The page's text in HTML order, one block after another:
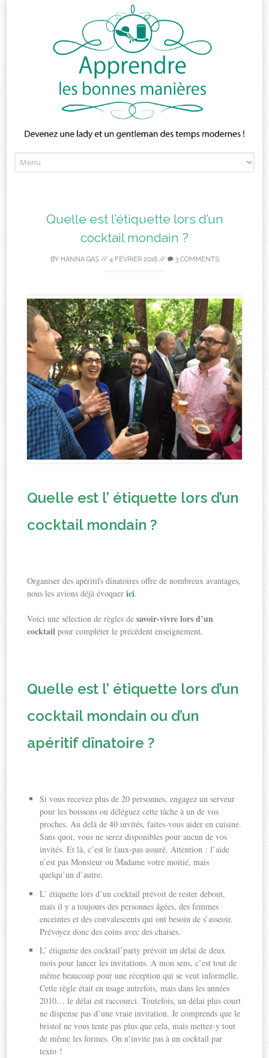
to
Quelle est l’étiquette lors d’un
cocktail mondain ?
BY HANNA GAS// 4 FÉVRIER 2018// 3 COMMENTS
Quelle est l’ étiquette lors d’un
cocktail mondain ?
Organiser des apéritifs dînatoires offre de nombreux avantages,
nous les avions déjà évoquerici.
Voici une sélection de règles desavoir-vivre lors d’un
cocktail pour compléter le précédent enseignement.
Quelle est l’ étiquette lors d’un
cocktail mondain ou d’un
apéritif dînatoire ?
Si vous recevez plus de 20 personnes, engagez un serveur
pour les boissons ou déléguez cette tâche à un de vos
proches. Au delà de 40 invités, faites-vous aider en cuisine.
Sans quoi, vous ne serez disponibles pour aucun de vos
invités. Et là, c’est le faux-pas assuré. Attention : l’aide
n’est pas Monsieur ou Madame votre moitié, mais
quelqu’un d’autre.
L’ étiquette lors d’un cocktail prévoit de rester debout,
mais il y a toujours des personnes âgées, des femmes
enceintes et des convalescents qui ont besoin de s’asseoir.
Prévoyez donc des coins avec des chaises.
L’ étiquette des cocktail’party prévoit un délai de deux
mois pour lancer les invitations. A mon sens, c’est tout de
même beaucoup pour une réception qui se veut informelle.
Cette règle était en usage autrefois, mais dans les années
2010… le délai est raccourci. Toutefois, un délai plus court
ne dispense pas d’une vraie invitation. Je comprends que le
bristol ne vous tente pas plus que cela, mais mettez-y tout
de même les formes. On n’invite pas à un cocktail par
texto !